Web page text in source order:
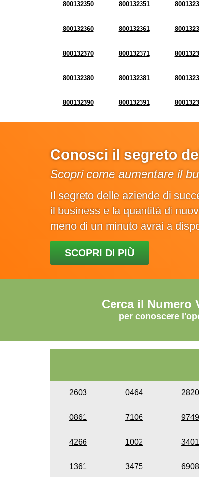
800132350 800132351
800132360 800132361
800132370 800132371
800132380 800132381
800132390 800132391
Conosci il segreto
Scopri come aumentare il
Il segreto delle aziende di
il business e la quantità di
meno di un minuto avrai a
SCOPRI DI PIÙ
Cerca il Numero
per conoscere
2603 0464 2820
0861 7106 9749
4266 1002 3401
1361 3475 6908